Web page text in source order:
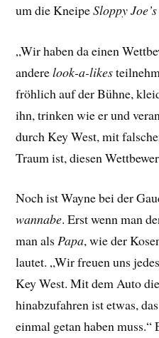
um die KneipeSloppy Joe’s
„Wir haben da einen
anderelook-a-likes
fröhlich auf der Bühne,
ihn, trinken wie er und
durch Key West, mit
Traum ist, diesen
Noch ist Wayne bei der
wannabe. Erst wenn man
man alsPapa, wie der
lautet. „Wir freuen uns
Key West. Mit dem Auto
hinabzufahren ist etwas,
einmal getan haben muss.“